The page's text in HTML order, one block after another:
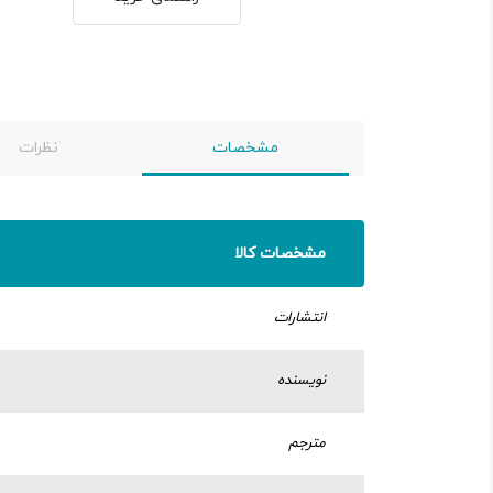
مشخصات نظرات
مشخصات کالا
انتشارات
نویسنده
مترجم